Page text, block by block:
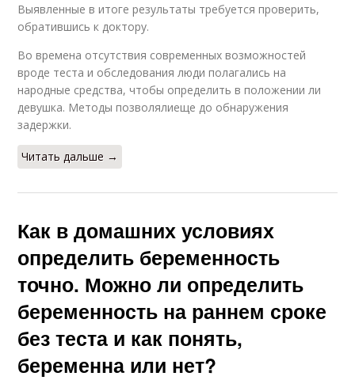
Выявленные в итоге результаты требуется проверить,
обратившись к доктору.
Во времена отсутствия современных возможностей
вроде теста и обследования люди полагались на
народные средства, чтобы определить в положении ли
девушка. Методы позволялиеще до обнаружения
задержки.
Читать дальше →
Как в домашних условиях
определить беременность
точно. Можно ли определить
беременность на раннем сроке
без теста и как понять,
беременна или нет?